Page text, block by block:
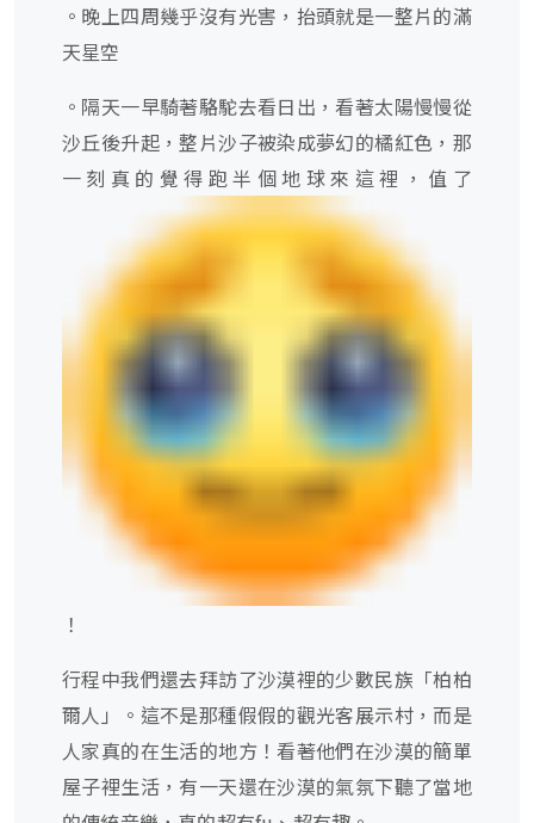
。晚上四周幾乎沒有光害，抬頭就是一整片的滿
天星空
。隔天一早騎著駱駝去看日出，看著太陽慢慢從
沙丘後升起，整片沙子被染成夢幻的橘紅色，那
一刻真的覺得跑半個地球來這裡，值了
！
行程中我們還去拜訪了沙漠裡的少數民族「柏柏
爾人」。這不是那種假假的觀光客展示村，而是
人家真的在生活的地方！看著他們在沙漠的簡單
屋子裡生活，有一天還在沙漠的氣氛下聽了當地